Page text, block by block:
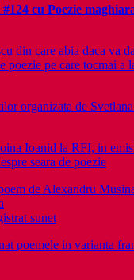
cu Poezie
din care abia daca va
poezie pe care tocmai a
organizata de
Ioanid la RFI, in
seara de poezie
de Alexandru
sunet
poemele in varianta